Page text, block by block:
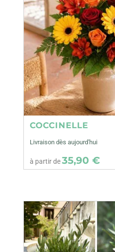
COCCINELLE
Livraison dès aujourd'hui
à partir de35,90 €